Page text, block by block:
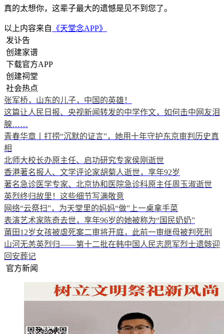
真的太想你，这辈子最大的遗憾是见不到您了。
以上内容来自 《天堂念APP》
发讣告
创建家谱
下载官方APP
创建祠堂
社会热点
张军桥，山东的儿子，中国的英雄！
这篇让人民日报、央视新闻转发的中学作文，如何击中网友泪
腺……
青春华章丨打捞“沉默的证言”，她用十年守护东京审判历史真
相
北师大校长办原主任、启功研究专家侯刚逝世
香港著名报人、文学评论家胡菊人逝世，享年92岁
著名急诊医学专家、北京协和医院急诊科原主任周玉淑逝世
英烈终归故里！这些细节写满敬意
网络“云祭扫”，为天堂里的妈妈“做”上一桌拿手菜
表演艺术家陈奇去世，享年96岁的她被称为“国民奶奶”
莆田12岁女孩被虐死案二审将开庭，此前一审继母被判死刑
山河无恙英烈归——第十二批在韩中国人民志愿军烈士遗骸迎
回安葬记
官方新闻